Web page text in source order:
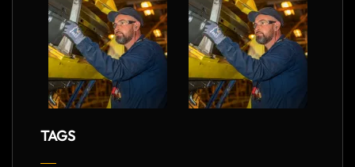
TAGS